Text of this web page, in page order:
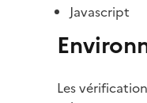
Javascript
Les